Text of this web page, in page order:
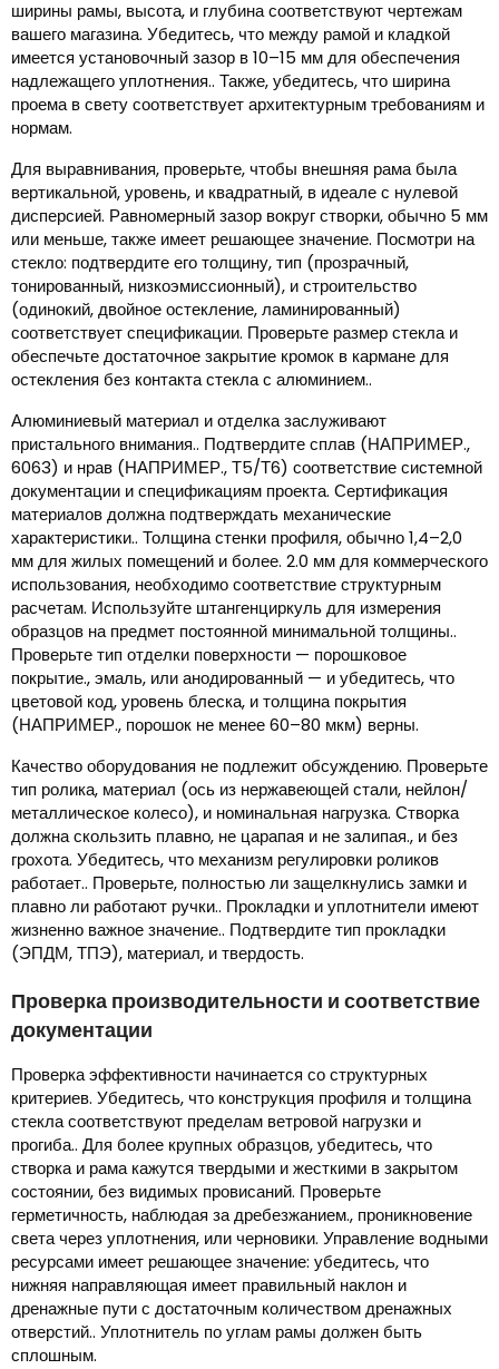
ширины рамы, высота, и глубина соответствуют чертежам
вашего магазина. Убедитесь, что между рамой и кладкой
имеется установочный зазор в 10–15 мм для обеспечения
надлежащего уплотнения.. Также, убедитесь, что ширина
проема в свету соответствует архитектурным требованиям и
нормам.
Для выравнивания, проверьте, чтобы внешняя рама была
вертикальной, уровень, и квадратный, в идеале с нулевой
дисперсией. Равномерный зазор вокруг створки, обычно 5 мм
или меньше, также имеет решающее значение. Посмотри на
стекло: подтвердите его толщину, тип (прозрачный,
тонированный, низкоэмиссионный), и строительство
(одинокий, двойное остекление, ламинированный)
соответствует спецификации. Проверьте размер стекла и
обеспечьте достаточное закрытие кромок в кармане для
остекления без контакта стекла с алюминием..
Алюминиевый материал и отделка заслуживают
пристального внимания.. Подтвердите сплав (НАПРИМЕР.,
6063) и нрав (НАПРИМЕР., Т5/Т6) соответствие системной
документации и спецификациям проекта. Сертификация
материалов должна подтверждать механические
характеристики.. Толщина стенки профиля, обычно 1,4–2,0
мм для жилых помещений и более. 2.0 мм для коммерческого
использования, необходимо соответствие структурным
расчетам. Используйте штангенциркуль для измерения
образцов на предмет постоянной минимальной толщины..
Проверьте тип отделки поверхности — порошковое
покрытие., эмаль, или анодированный — и убедитесь, что
цветовой код, уровень блеска, и толщина покрытия
(НАПРИМЕР., порошок не менее 60–80 мкм) верны.
Качество оборудования не подлежит обсуждению. Проверьте
тип ролика, материал (ось из нержавеющей стали, нейлон/
металлическое колесо), и номинальная нагрузка. Створка
должна скользить плавно, не царапая и не залипая., и без
грохота. Убедитесь, что механизм регулировки роликов
работает.. Проверьте, полностью ли защелкнулись замки и
плавно ли работают ручки.. Прокладки и уплотнители имеют
жизненно важное значение.. Подтвердите тип прокладки
(ЭПДМ, ТПЭ), материал, и твердость.
Проверка производительности и соответствие
документации
Проверка эффективности начинается со структурных
критериев. Убедитесь, что конструкция профиля и толщина
стекла соответствуют пределам ветровой нагрузки и
прогиба.. Для более крупных образцов, убедитесь, что
створка и рама кажутся твердыми и жесткими в закрытом
состоянии, без видимых провисаний. Проверьте
герметичность, наблюдая за дребезжанием., проникновение
света через уплотнения, или черновики. Управление водными
ресурсами имеет решающее значение: убедитесь, что
нижняя направляющая имеет правильный наклон и
дренажные пути с достаточным количеством дренажных
отверстий.. Уплотнитель по углам рамы должен быть
сплошным.